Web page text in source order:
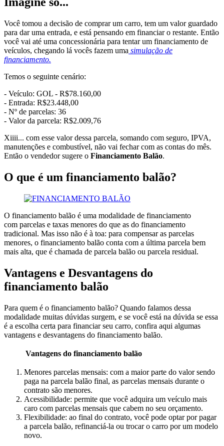
Você tomou a decisão de comprar um carro, tem um valor guardado
para dar uma entrada, e está pensando em financiar o restante. Então
você vai até uma concessionária para tentar um financiamento de
veículos, chegando lá vocês fazem uma simulação de
financiamento.
Temos o seguinte cenário:
- Veículo: GOL - R$78.160,00
- Entrada: R$23.448,00
- Nº de parcelas: 36
- Valor da parcela: R$2.009,76
Xiiii... com esse valor dessa parcela, somando com seguro, IPVA,
manutenções e combustível, não vai fechar com as contas do mês.
Então o vendedor sugere o Financiamento Balão.
O que é um financiamento balão?
O financiamento balão é uma modalidade de financiamento
com parcelas e taxas menores do que as do financiamento
tradicional. Mas isso não é à toa: para compensar as parcelas
menores, o financiamento balão conta com a última parcela bem
mais alta, que é chamada de parcela balão ou parcela residual.
Vantagens e Desvantagens do
financiamento balão
Para quem é o financiamento balão? Quando falamos dessa
modalidade muitas dúvidas surgem, e se você está na dúvida se essa
é a escolha certa para financiar seu carro, confira aqui algumas
vantagens e desvantagens do financiamento balão.
Vantagens do financiamento balão
Menores parcelas mensais: com a maior parte do valor sendo
paga na parcela balão final, as parcelas mensais durante o
contrato são menores.
Acessibilidade: permite que você adquira um veículo mais
caro com parcelas mensais que cabem no seu orçamento.
Flexibilidade: ao final do contrato, você pode optar por pagar
a parcela balão, refinanciá-la ou trocar o carro por um modelo
novo.